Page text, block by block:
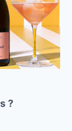
?